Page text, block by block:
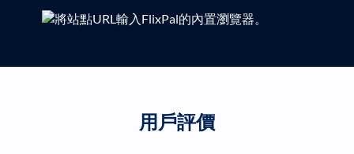
用戶評價